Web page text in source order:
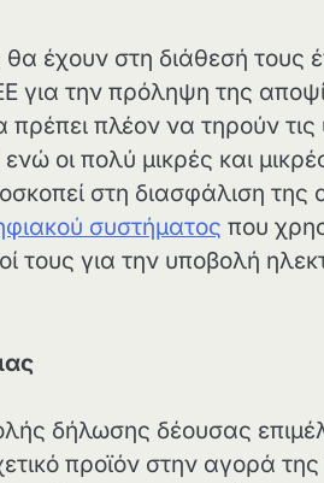
έχουν στη διάθεσή τους
για την πρόληψη της
πρέπει πλέον να τηρούν
οι πολύ μικρές και
στη διασφάλιση
συστήματος που
τους για την υποβολή
δήλωσης δέουσας
προϊόν στην αγορά